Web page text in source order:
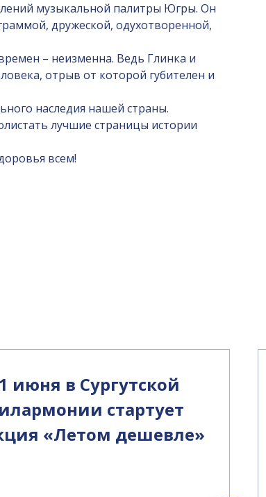
музыкальной палитры Югры. Он
дружеской, одухотворенной,
– неизменна. Ведь Глинка и
отрыв от которой губителен и
наследия нашей страны.
лучшие страницы истории
всем!
июня в Сургутской
стартует
«Летом дешевле»